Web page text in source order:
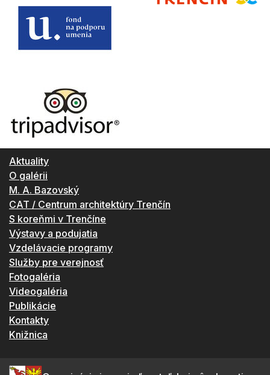
Aktuality
O galérii
M. A. Bazovský
CAT / Centrum architektúry Trenčín
S koreňmi v Trenčíne
Výstavy a podujatia
Vzdelávacie programy
Služby pre verejnosť
Fotogaléria
Videogaléria
Publikácie
Kontakty
Knižnica